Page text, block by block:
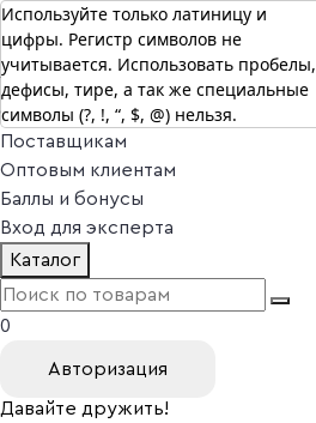
г. Москва
Vitual Peptide +7 (800) 101-13-25
Специалистам
Поставщикам
Оптовым клиентам
Баллы и бонусы
Вход для эксперта
Каталог
0
Авторизация
Давайте дружить!
Используйте только латиницу и
цифры. Регистр символов не
учитывается. Использовать пробелы,
дефисы, тире, а так же специальные
символы (?, !, “, $, @) нельзя.